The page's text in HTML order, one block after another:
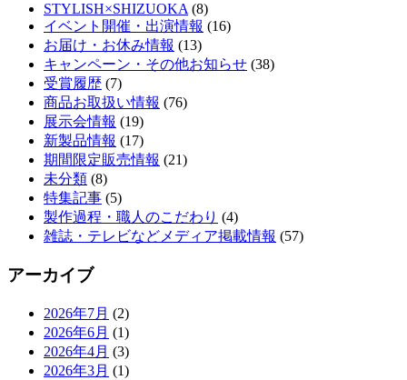
STYLISH×SHIZUOKA (8)
イベント開催・出演情報 (16)
お届け・お休み情報 (13)
キャンペーン・その他お知らせ (38)
受賞履歴 (7)
商品お取扱い情報 (76)
展示会情報 (19)
新製品情報 (17)
期間限定販売情報 (21)
未分類 (8)
特集記事 (5)
製作過程・職人のこだわり (4)
雑誌・テレビなどメディア掲載情報 (57)
アーカイブ
2026年7月 (2)
2026年6月 (1)
2026年4月 (3)
2026年3月 (1)